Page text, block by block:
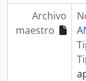
Archivo
maestro